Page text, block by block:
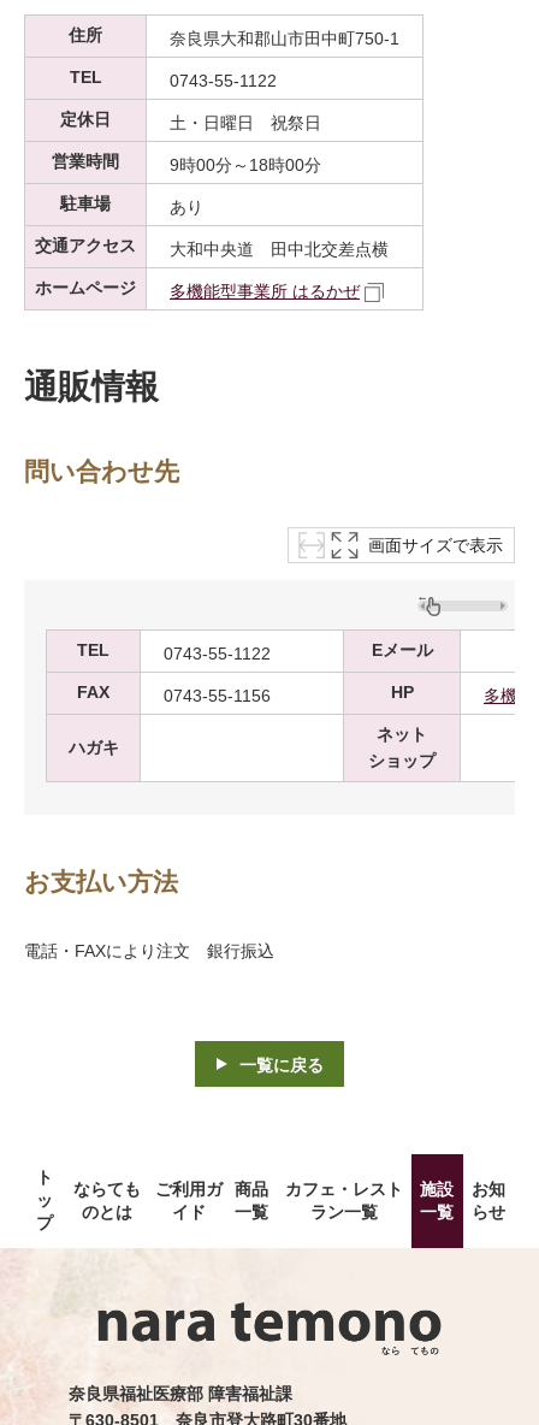
住所
奈良県大和郡山市田中町750-1
TEL
0743-55-1122
定休日
土・日曜日 祝祭日
営業時間
9時00分～18時00分
駐車場
あり
交通アクセス
大和中央道 田中北交差点横
ホームページ
多機能型事業所 はるかぜ
通販情報
問い合わせ先
画面サイズで表示
TEL 0743-55-1122 Eメール
FAX 0743-55-1156 HP 多機
ハガキ
ネット
ショップ
お支払い方法
電話・FAXにより注文 銀行振込
一覧に戻る
ト
ッ
プ
ならても
のとは
ご利用ガ
イド
商品
一覧
カフェ・レスト
ラン一覧
施設
一覧
お知
らせ
奈良県福祉医療部 障害福祉課
〒630-8501 奈良市登大路町30番地